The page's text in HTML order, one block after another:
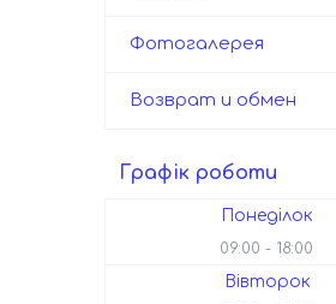
Фотогалерея
Возврат и обмен
Графік роботи
Понеділок
09:00 18:00
Вівторок